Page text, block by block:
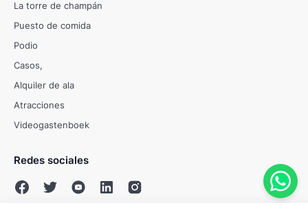
La torre de champán
Puesto de comida
Podio
Casos
Alquiler de ala
Atracciones
Videogastenboek
Redes sociales